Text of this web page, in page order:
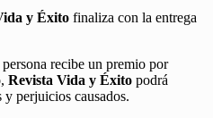
y Éxito finaliza con la entrega
recibe un premio por
Revista Vida y Éxito podrá
perjuicios causados.